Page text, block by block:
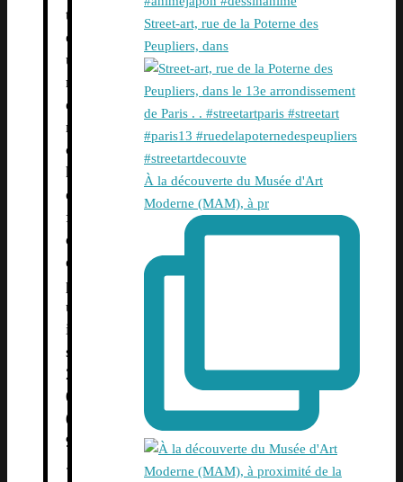
t
e
u
r
e
n
c
h
e
f
d
e
p
u
i
s
2
0
0
9
.
Street-art, rue de la Poterne des
Peupliers, dans
À la découverte du Musée d'Art
Moderne (MAM), à pr